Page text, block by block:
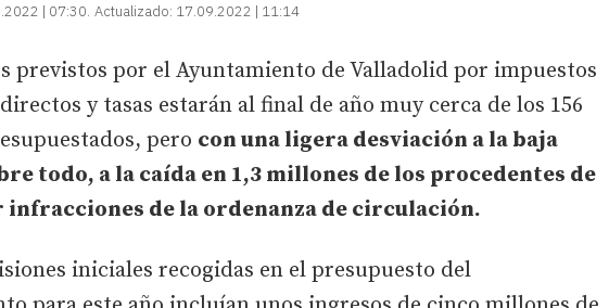
| 07:30 Actualizado: 17.09.2022 | 11:14
previstos por el Ayuntamiento de Valladolid por impuestos
y tasas estarán al final de año muy cerca de los 156
pero con una ligera desviación a la baja
todo, a la caída en 1,3 millones de los procedentes de
infracciones de la ordenanza de circulación.
iniciales recogidas en el presupuesto del